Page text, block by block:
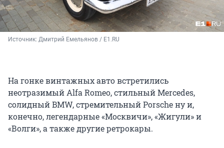
Источник: Дмитрий Емельянов / E1.RU
На гонке винтажных авто встретились
неотразимый Alfa Romeo, стильный Mercedes,
солидный BMW, стремительный Porsche ну и,
конечно, легендарные «Москвичи», «Жигули» и
«Волги», а также другие ретрокары.